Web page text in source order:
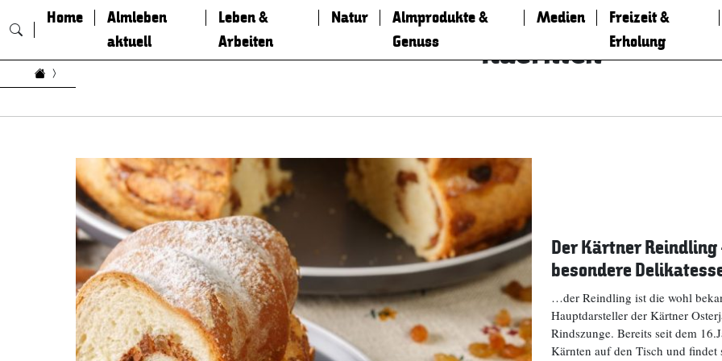
Zum Inhalt springen
Home
Almleben
aktuell
Leben &
Arbeiten
Natur
Almprodukte &
Genuss
Medien
Freizeit &
Erholung
Kaernten
Der Kärtner
besondere
…der Reindling ist die wohl
Hauptdarsteller der Kärtner
Rindszunge. Bereits seit dem
Kärnten auf den Tisch und